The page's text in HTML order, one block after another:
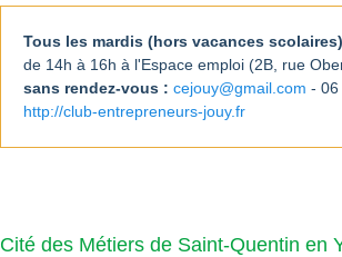
Tous les mardis (hors vacances
de 14h à 16h à l'Espace emploi (2B, rue
sans rendez-vous : cejouy@gmail.com - 06
http://club-entrepreneurs-jouy.fr
Cité des Métiers de Saint-Quentin en